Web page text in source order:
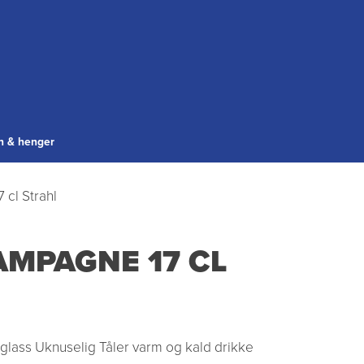
& henger
cl Strahl
17 CL
Uknuselig Tåler varm og kald drikke